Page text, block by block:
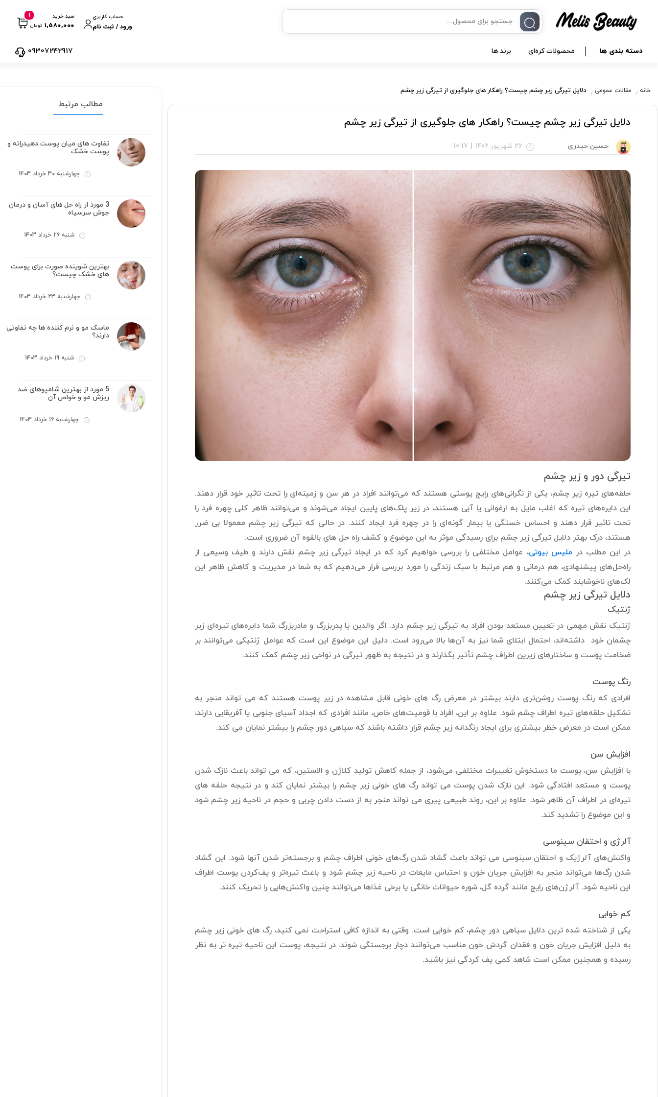
خرید قسطی با ترب‌پی
حساب کاربری
ورود / ثبت نام
سبد خرید
۱,۵۸۰,۰۰۰ تومان
1
دسته بندی ها محصولات کره‌ای برند ها 09307242917
خانه مقالات عمومی دلایل تیرگی زیر چشم چیست؟ راهکار های جلوگیری از تیرگی زیر چشم
دلایل تیرگی زیر چشم چیست؟ راهکار های جلوگیری از تیرگی زیر چشم
حسین حیدری 26 شهریور 1402 10:17
تیرگی دور و زیر چشم
حلقه‌های تیره زیر چشم، یکی از نگرانی‌های رایج پوستی هستند که می‌توانند افراد در هر سن و زمینه‌ای را تحت تاثیر خود قرار دهند.
این دایره‌های تیره که اغلب مایل به ارغوانی یا آبی هستند، در زیر پلک‌های پایین ایجاد می‌شوند و می‌توانند ظاهر کلی چهره فرد را
تحت تاثیر قرار دهند و احساس خستگی یا بیمار گونه‌ای را در چهره فرد ایجاد کنند. در حالی که تیرگی زیر چشم معمولا بی ضرر
هستند، درک بهتر دلایل تیرگی زیر چشم برای رسیدگی موثر به این موضوع و کشف راه حل های بالقوه آن ضروری است.
در این مطلب در ملیس بیوتی، عوامل مختلفی را بررسی خواهیم کرد که در ایجاد تیرگی زیر چشم نقش دارند و طیف وسیعی از
راه‌حل‌های پیشنهادی، هم درمانی و هم مرتبط با سبک زندگی را مورد بررسی قرار می‌دهیم که به شما در مدیریت و کاهش ظاهر این
لک‌های ناخوشایند کمک می‌کنند.
دلایل تیرگی زیر چشم
ژنتیک
ژنتیک نقش مهمی در تعیین مستعد بودن افراد به تیرگی زیر چشم دارد. اگر والدین یا پدربزرگ و مادربزرگ شما دایره‌های تیره‌ای زیر
چشمان خود داشته‌اند، احتمال ابتلای شما نیز به آن‌ها بالا می‌رود است. دلیل این موضوع این است که عوامل ژنتیکی می‌توانند بر
ضخامت پوست و ساختارهای زیرین اطراف چشم تأثیر بگذارند و در نتیجه به ظهور تیرگی در نواحی زیر چشم کمک کنند.
رنگ پوست
افرادی که رنگ پوست روشن‌تری دارند بیشتر در معرض رگ های خونی قابل مشاهده در زیر پوست هستند که می تواند منجر به
تشکیل حلقه‌های تیره اطراف چشم شود. علاوه بر این، افراد با قومیت‌های خاص، مانند افرادی که اجداد آسیای جنوبی یا آفریقایی دارند،
ممکن است در معرض خطر بیشتری برای ایجاد رنگدانه زیر چشم قرار داشته باشند که سیاهی دور چشم را بیشتر نمایان می کند.
افزایش سن
با افزایش سن، پوست ما دستخوش تغییرات مختلفی می‌شود، از جمله کاهش تولید کلاژن و الاستین، که می تواند باعث نازک شدن
پوست و مستعد افتادگی شود. این نازک شدن پوست می تواند رگ های خونی زیر چشم را بیشتر نمایان کند و در نتیجه حلقه های
تیره‌ای در اطراف آن ظاهر شود. علاوه بر این، روند طبیعی پیری می تواند منجر به از دست دادن چربی و حجم در ناحیه زیر چشم شود
و این موضوع را تشدید کند.
آلرژی و احتقان سینوسی
واکنش‌های آلرژیک و احتقان سینوسی می تواند باعث گشاد شدن رگ‌های خونی اطراف چشم و برجسته‌تر شدن آنها شود. این گشاد
شدن رگ‌ها می‌تواند منجر به افزایش جریان خون و احتباس مایعات در ناحیه زیر چشم شود و باعث تیره‌تر و پف‌کردن پوست اطراف
این ناحیه شود. آلرژن‌های رایج مانند گرده گل، شوره حیوانات خانگی یا برخی غذاها می‌توانند چنین واکنش‌هایی را تحریک کنند.
کم خوابی
یکی از شناخته شده ترین دلایل سیاهی دور چشم، کم خوابی است. وقتی به اندازه کافی استراحت نمی کنید، رگ های خونی زیر چشم
به دلیل افزایش جریان خون و فقدان گردش خون مناسب می‌توانند دچار برجستگی شوند. در نتیجه، پوست این ناحیه تیره تر به نظر
رسیده و همچنین ممکن است شاهد کمی پف کردگی نیز باشید.
مطالب مرتبط
تفاوت های میان پوست دهیدراته و
پوست خشک
چهارشنبه 30 خرداد 1403
3 مورد از راه حل های آسان و درمان
جوش سرسیاه
شنبه 26 خرداد 1403
بهترین شوینده صورت برای پوست
های خشک چیست؟
چهارشنبه 23 خرداد 1403
ماسک مو و نرم کننده ها چه تفاوتی
دارند؟
شنبه 19 خرداد 1403
5 مورد از بهترین شامپوهای ضد
ریزش مو و خواص آن
چهارشنبه 16 خرداد 1403